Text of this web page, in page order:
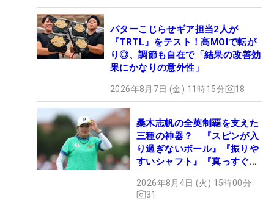
パターこじらせギア担当2人が
『TRTL』をテスト！高MOIで転が
り◎、調節も自在で「結果の改善効
果にかなりの意外性」
2026年8月7日 (金) 11時15分 18
桑木志帆の全英制覇を支えた
三種の神器？ 『スピンが入
り過ぎないボール』『振りや
すいシャフト』『真っすぐ飛
セッティング
2026年8月4日 (火) 15時00分
31